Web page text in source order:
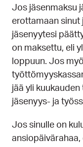
Jos jäsenmaksu
erottamaan sinut
jäsenyytesi
on maksettu, eli
loppuun. Jos
jää yli
jäsenyys- ja
Jos sinulle on